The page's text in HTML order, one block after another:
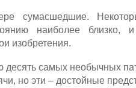
сумасшедшие.
наиболее близко,
изобретения.
самых необычных
но эти – достойные